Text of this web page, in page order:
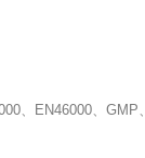
、EN46000、GMP、